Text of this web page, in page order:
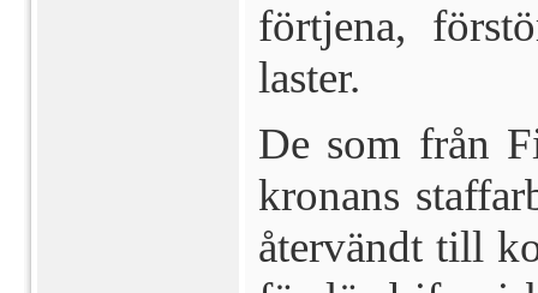
förtjena,
laster.
De som från
kronans
återvändt till